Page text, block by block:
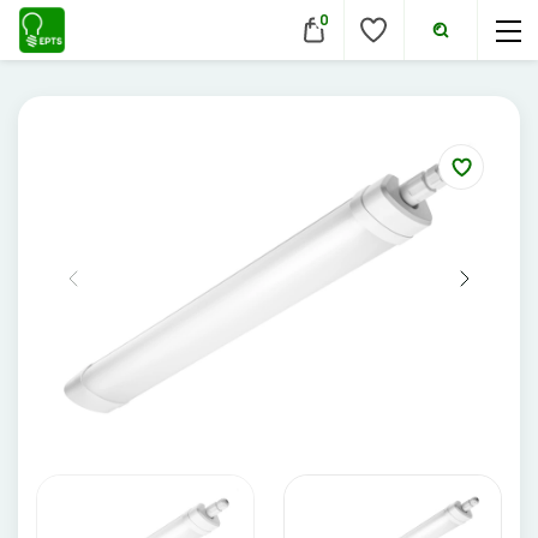
Pakabinami šviestuvai
Sieniniai šviestuvai
Įmontuojami šviestuvai
Pastatomi šviestuvai
Aukštų patalpų šviestuvai
0